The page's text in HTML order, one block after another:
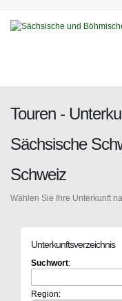
Touren -
Sächsische
Schweiz
Wählen Sie Ihre Unterkunft
Unterkunftsverzeichnis
Suchwort:
Region: